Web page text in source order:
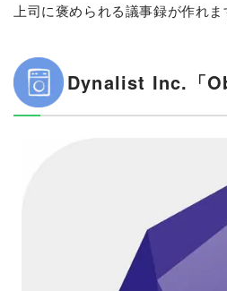
上司に褒められる議事録が作れま
Dynalist Inc.「